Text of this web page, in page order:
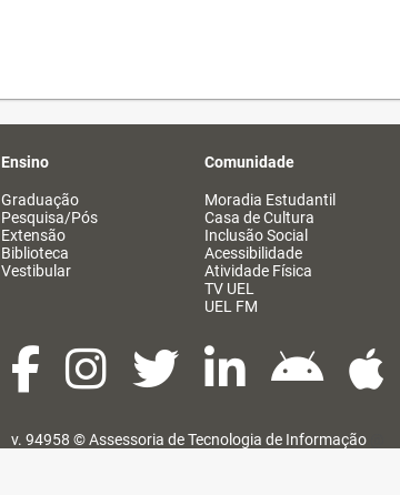
Ensino
Graduação
Pesquisa/Pós
Extensão
Biblioteca
Vestibular
Comunidade
Moradia Estudantil
Casa de Cultura
Inclusão Social
Acessibilidade
Atividade Física
TV UEL
UEL FM
v. 94958 ©Assessoria de Tecnologia de Informação